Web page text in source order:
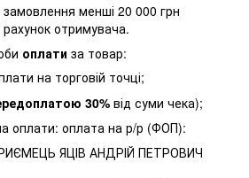
замовлення менші 20 000 грн
отримувача.
оплати за товар:
на торговій точці;
30% від суми чека);
оплати: оплата на р/р (ФОП):
ЯЦІВ АНДРІЙ ПЕТРОВИЧ